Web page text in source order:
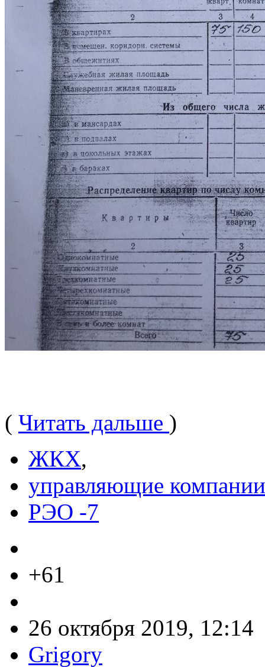
( Читать дальше )
ЖКХ,
управляющие компании
РЭО -7
+61
26 октября 2019, 12:14
Grigory